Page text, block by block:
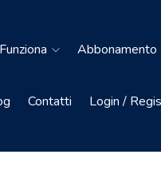
Contatti Login /